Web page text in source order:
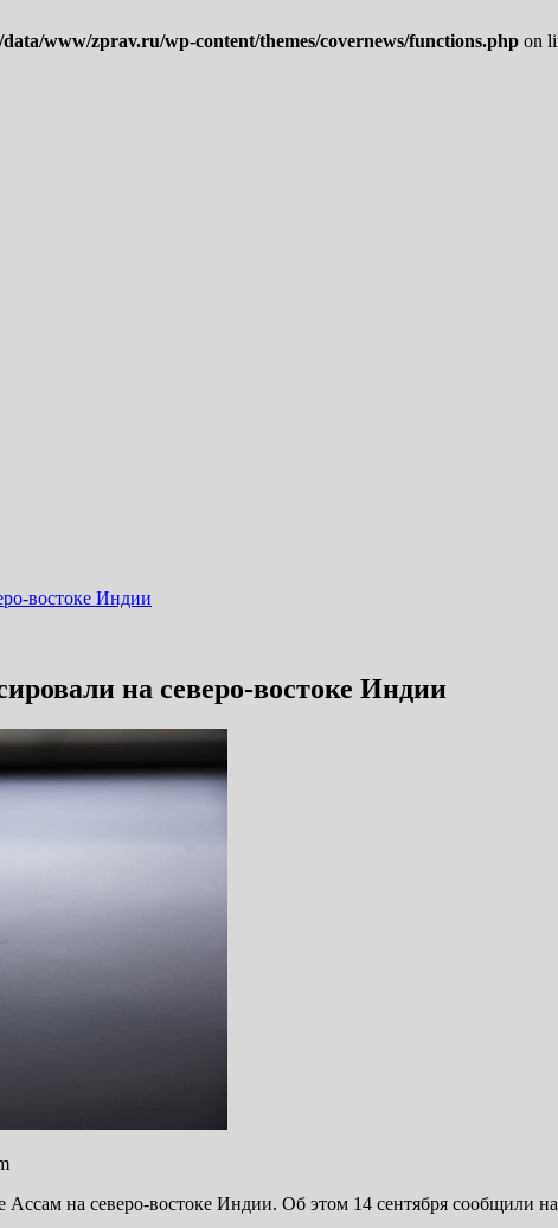
www/zprav.ru/wp-content/themes/covernews/functions.php on
востоке Индии
на северо-востоке Индии
Ассам на северо-востоке Индии. Об этом 14 сентября сообщили